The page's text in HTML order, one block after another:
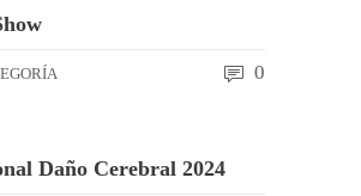
0
Daño Cerebral 2024